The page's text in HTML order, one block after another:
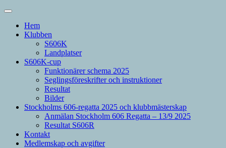
Hem
Klubben
S606K
Landplatser
S606K-cup
Funktionärer schema 2025
Seglingsföreskrifter och instruktioner
Resultat
Bilder
Stockholms 606-regatta 2025 och klubbmästerskap
Anmälan Stockholm 606 Regatta – 13/9 2025
Resultat S606R
Kontakt
Medlemskap och avgifter